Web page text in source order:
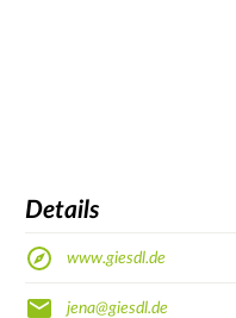
Details
www.giesdl.de
jena@giesdl.de